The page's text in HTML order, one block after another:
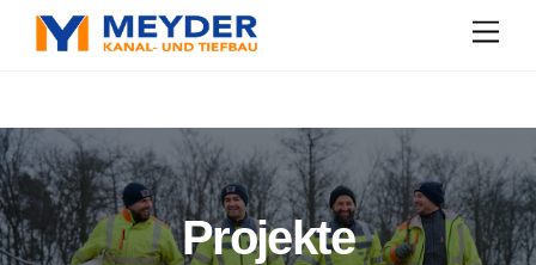
Skip
Projekte